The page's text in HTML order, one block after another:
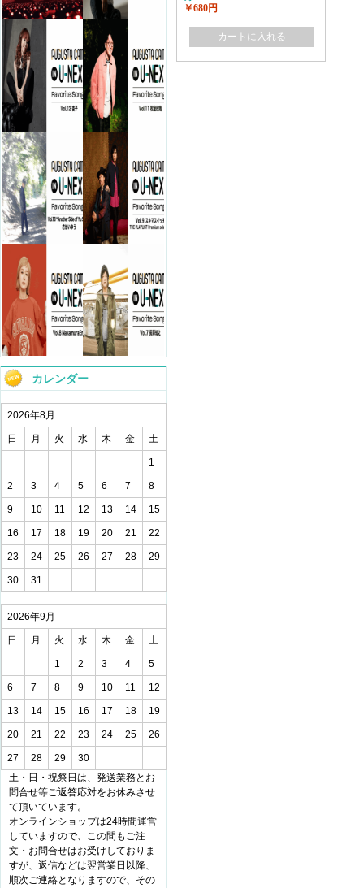
カレンダー
2026年8月
日 月 火 水 木 金 土
1
2 3 4 5 6 7 8
9 10 11 12 13 14 15
16 17 18 19 20 21 22
23 24 25 26 27 28 29
30 31
2026年9月
日 月 火 水 木 金 土
1 2 3 4 5
6 7 8 9 10 11 12
13 14 15 16 17 18 19
20 21 22 23 24 25 26
27 28 29
30
土・日・祝祭日は、発送業務とお
問合せ等ご返答応対をお休みさせ
て頂いています。
オンラインショップは24時間運営
していますので、この間もご注
文・お問合せはお受けしておりま
すが、返信などは翌営業日以降、
順次ご連絡となりますので、その
￥680円
カートに入れる